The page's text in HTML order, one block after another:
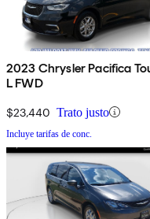
2023 Chrysler Pacifica
L FWD
$23,440 Trato justo
Incluye tarifas de conc.